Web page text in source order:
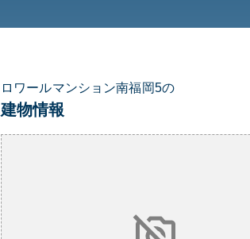
ロワールマンション南福岡5の
建物情報